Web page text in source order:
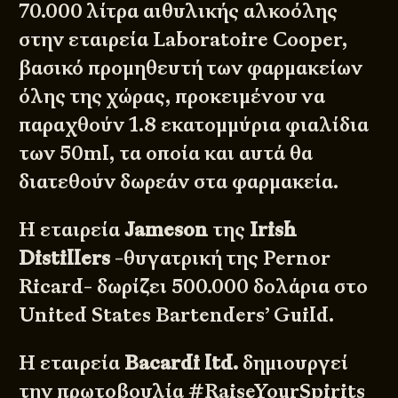
70.000 λίτρα αιθυλικής αλκοόλης
στην εταιρεία Laboratoire Cooper,
βασικό προμηθευτή των φαρμακείων
όλης της χώρας, προκειμένου να
παραχθούν 1.8 εκατομμύρια φιαλίδια
των 50ml, τα οποία και αυτά θα
διατεθούν δωρεάν στα φαρμακεία.
Η εταιρείαJameson της Irish
Distillers -θυγατρική της Pernor
Ricard- δωρίζει 500.000 δολάρια στο
United States Bartenders’ Guild.
Η εταιρεία Bacardi ltd. δημιουργεί
την πρωτοβουλία#RaiseYourSpirits